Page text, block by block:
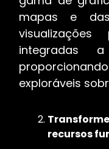
mapas e
integradas
exploráveis
recursos